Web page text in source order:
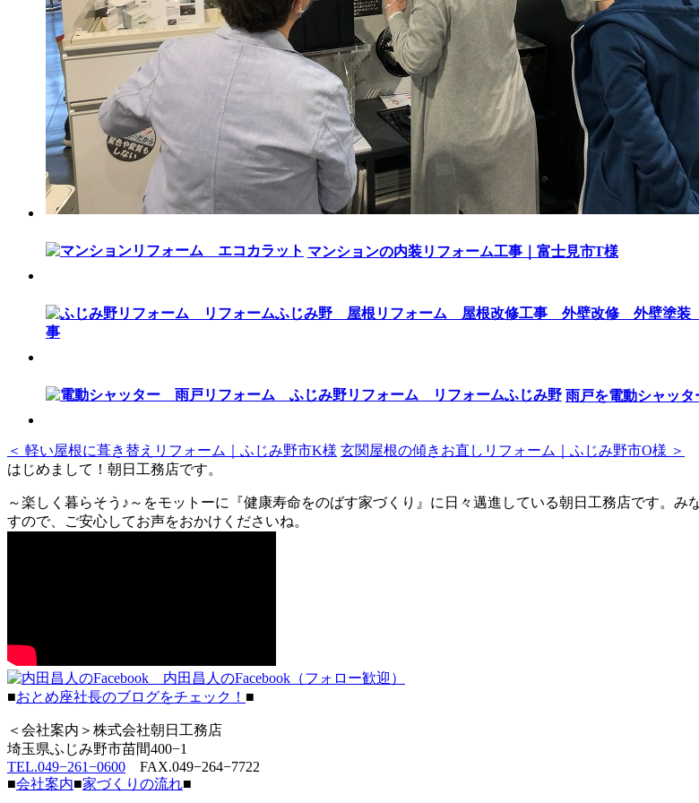
マンションの内装リフォーム工事｜富士見市T様
雨戸を電動シャッ
＜ 軽い屋根に葺き替えリフォーム｜ふじみ野市K様 玄関屋根の傾きお直しリフォーム｜ふじみ野市O様 ＞
はじめまして！朝日工務店です。
～楽しく暮らそう♪～をモットーに『健康寿命をのばす家づくり』に日々邁進している朝日工務店です。
すので、ご安心してお声をおかけくださいね。
内田昌人のFacebook（フォロー歓迎）
■おとめ座社長のブログをチェック！ ■
＜会社案内＞株式会社朝日工務店
埼玉県ふじみ野市苗間400−1
TEL.049−261−0600 FAX.049−264−7722
■会社案内■家づくりの流れ■